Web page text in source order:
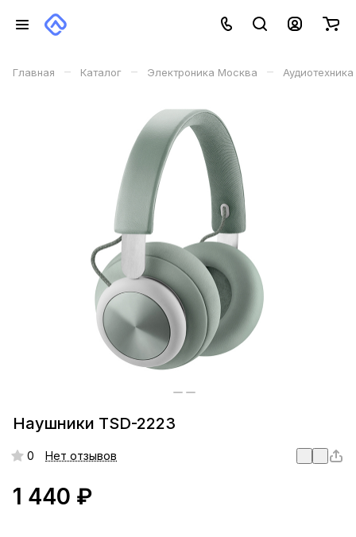
Главная – Каталог – Электроника Москва – Аудиотехника
Наушники TSD-2223
0 Нет отзывов
1 440 ₽